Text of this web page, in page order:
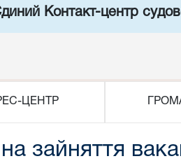
Контакт-центр
ЦЕНТР
зайняття